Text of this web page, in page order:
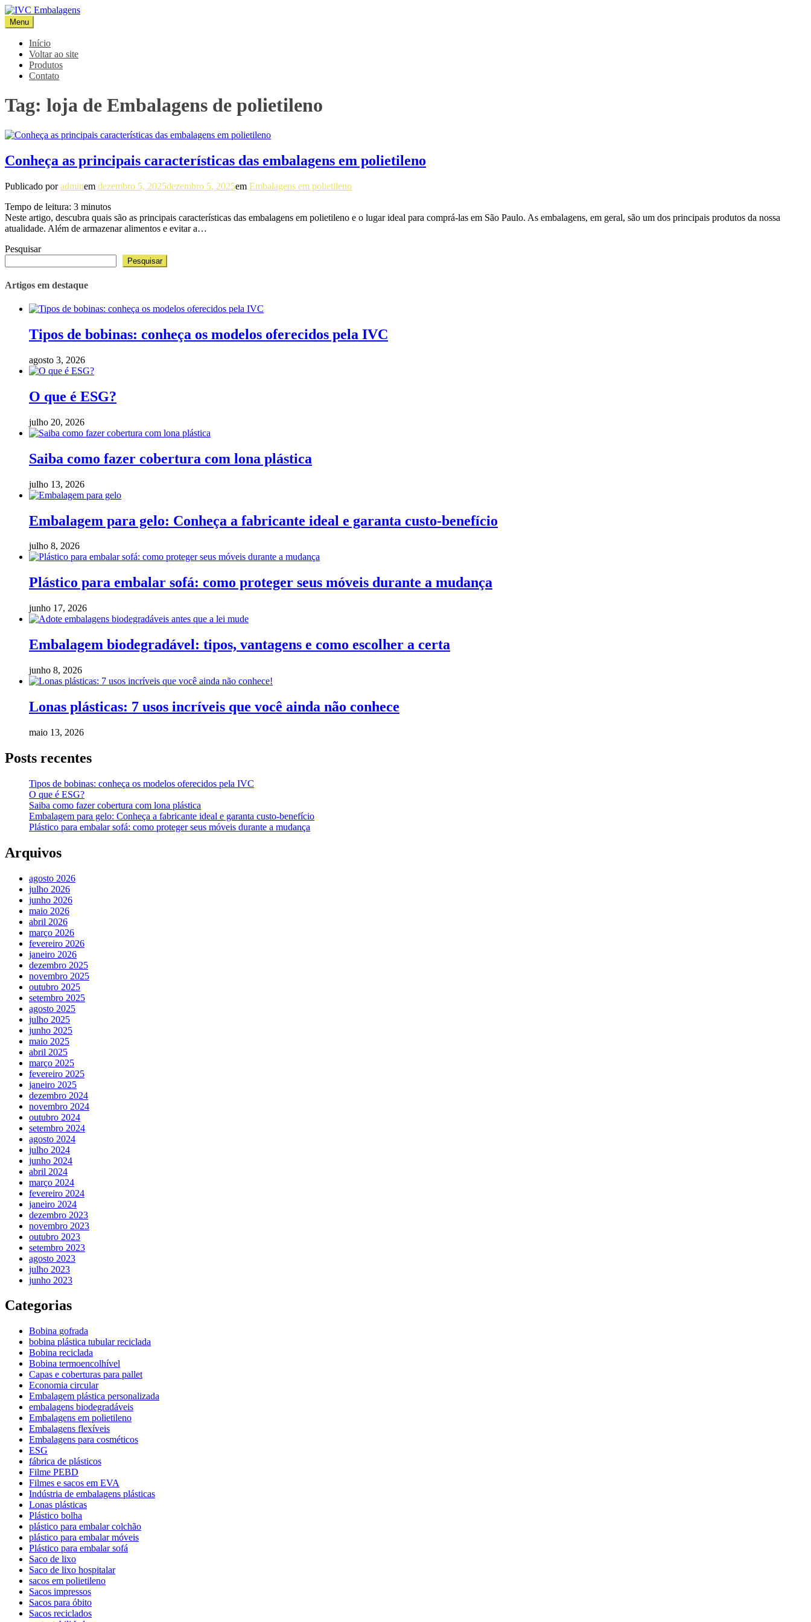
Pular
para
o
conteúdo
IVC Embalagens
Blog IVC
Menu
Início
Voltar ao site
Produtos
Contato
Tag: loja de Embalagens de polietileno
Conheça as principais características das embalagens em polietileno
Publicado poradminem dezembro 5, 2025dezembro 5, 2025em Embalagens em polietileno
Tempo de leitura: 3 minutos
Neste artigo, descubra quais são as principais características das embalagens em polietileno e o lugar ideal para comprá-las em São Paulo. As embalagens, em geral, são um dos principais produtos da nossa
atualidade. Além de armazenar alimentos e evitar a…
Pesquisar
Pesquisar
Artigos em destaque
Tipos de bobinas: conheça os modelos oferecidos pela IVC
agosto 3, 2026
O que é ESG?
julho 20, 2026
Saiba como fazer cobertura com lona plástica
julho 13, 2026
Embalagem para gelo: Conheça a fabricante ideal e garanta custo-benefício
julho 8, 2026
Plástico para embalar sofá: como proteger seus móveis durante a mudança
junho 17, 2026
Embalagem biodegradável: tipos, vantagens e como escolher a certa
junho 8, 2026
Lonas plásticas: 7 usos incríveis que você ainda não conhece
maio 13, 2026
Posts recentes
Tipos de bobinas: conheça os modelos oferecidos pela IVC
O que é ESG?
Saiba como fazer cobertura com lona plástica
Embalagem para gelo: Conheça a fabricante ideal e garanta custo-benefício
Plástico para embalar sofá: como proteger seus móveis durante a mudança
Arquivos
agosto 2026
julho 2026
junho 2026
maio 2026
abril 2026
março 2026
fevereiro 2026
janeiro 2026
dezembro 2025
novembro 2025
outubro 2025
setembro 2025
agosto 2025
julho 2025
junho 2025
maio 2025
abril 2025
março 2025
fevereiro 2025
janeiro 2025
dezembro 2024
novembro 2024
outubro 2024
setembro 2024
agosto 2024
julho 2024
junho 2024
abril 2024
março 2024
fevereiro 2024
janeiro 2024
dezembro 2023
novembro 2023
outubro 2023
setembro 2023
agosto 2023
julho 2023
junho 2023
Categorias
Bobina gofrada
bobina plástica tubular reciclada
Bobina reciclada
Bobina termoencolhível
Capas e coberturas para pallet
Economia circular
Embalagem plástica personalizada
embalagens biodegradáveis
Embalagens em polietileno
Embalagens flexíveis
Embalagens para cosméticos
ESG
fábrica de plásticos
Filme PEBD
Filmes e sacos em EVA
Indústria de embalagens plásticas
Lonas plásticas
Plástico bolha
plástico para embalar colchão
plástico para embalar móveis
Plástico para embalar sofá
Saco de lixo
Saco de lixo hospitalar
sacos em polietileno
Sacos impressos
Sacos para óbito
Sacos reciclados